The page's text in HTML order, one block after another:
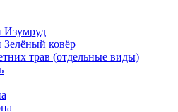
Изумруд
Зелёный ковёр
трав (отдельные виды)